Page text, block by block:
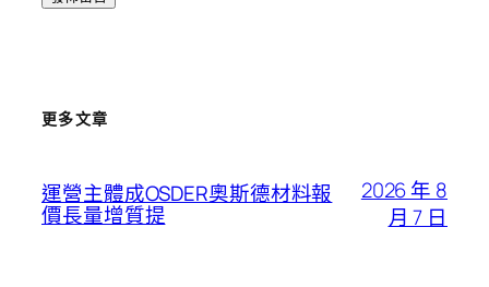
更多文章
運營主體成OSDER奧斯德材料報
價長量增質提
2026 年 8
月 7 日